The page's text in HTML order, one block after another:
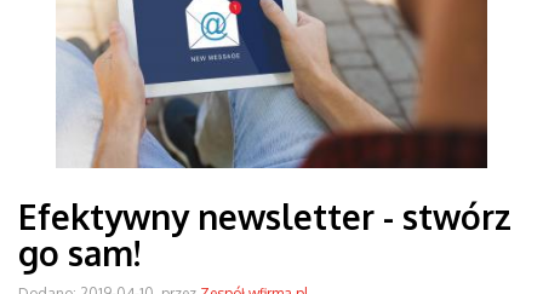
Efektywny newsletter - stwórz
go sam!